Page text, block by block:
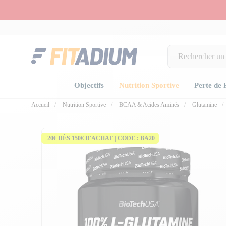
Objectifs Nutrition Sportive Perte de
Accueil Nutrition Sportive BCAA & Acides Aminés Glutamine
-20€ DÈS 150€ D'ACHAT | CODE : BA20